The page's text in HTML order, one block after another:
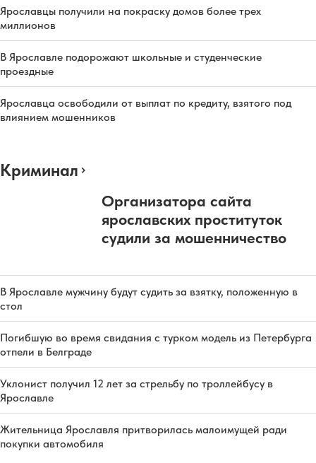
Ярославцы получили на покраску домов более трех
миллионов
В Ярославле подорожают школьные и студенческие
проездные
Ярославца освободили от выплат по кредиту, взятого под
влиянием мошенников
Криминал
Организатора сайта
ярославских проституток
судили за мошенничество
В Ярославле мужчину будут судить за взятку, положенную в
стол
Погибшую во время свидания с турком модель из Петербурга
отпели в Белграде
Уклонист получил 12 лет за стрельбу по троллейбусу в
Ярославле
Жительница Ярославля притворилась малоимущей ради
покупки автомобиля